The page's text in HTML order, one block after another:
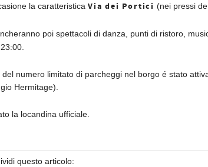
la caratteristica Via dei Portici (nei pressi
poi spettacoli di danza, punti di ristoro,
del numero limitato di parcheggi nel borgo é stato
Hermitage).
la locandina ufficiale.
questo articolo: